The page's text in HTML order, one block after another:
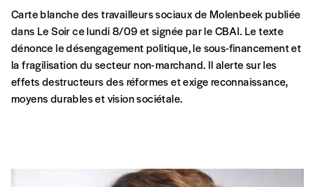
Carte blanche des travailleurs sociaux de Molenbeek publiée
dans Le Soir ce lundi 8/09 et signée par le CBAI. Le texte
dénonce le désengagement politique, le sous-financement et
la fragilisation du secteur non-marchand. Il alerte sur les
effets destructeurs des réformes et exige reconnaissance,
moyens durables et vision sociétale.